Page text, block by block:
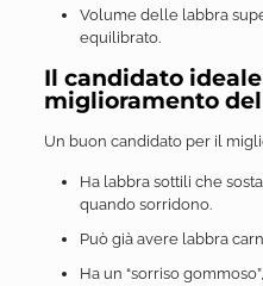
Volume delle labbra
equilibrato.
Il candidato
miglioramento
Un buon candidato per il
Ha labbra sottili che
quando sorridono.
Può già avere labbra
Ha un “sorriso